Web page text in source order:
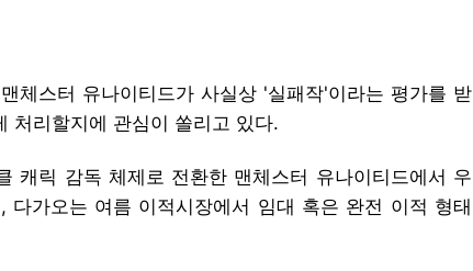
체스터 유나이티드가 사실상 '실패작'이라는 평가를 받
처리할지에 관심이 쏠리고 있다.
캐릭 감독 체제로 전환한 맨체스터 유나이티드에서 우
다가오는 여름 이적시장에서 임대 혹은 완전 이적 형태